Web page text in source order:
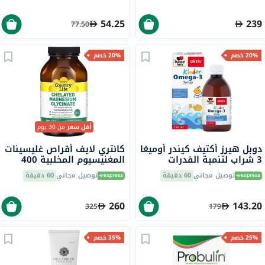
239
54.25
77.50
20% خصم
دوبل هيرز أكتيف كيندر أوميغا
3 شراب لتنمية القدرات
الإدراكية للأطفال 250 مل
توصيل مجاني60 دقيقة
143.20
179
20% خصم
أقل سعرمن 30 يوم
كانتري لايف أقراص غليسينات
المغنيسيوم المخلبية 400
ملجم لصحة العظام والعضلات،
حزمة من 180توصيل مجاني60 دقيقة
260
325
25% خصم 35% خصم